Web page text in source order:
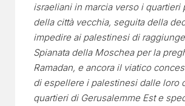
israeliani in marcia verso i quartieri
della città vecchia, seguita della
impedire ai palestinesi di
Spianata della Moschea per la
Ramadan, e ancora il viatico
di espellere i palestinesi dalle loro
quartieri di Gerusalemme Est e